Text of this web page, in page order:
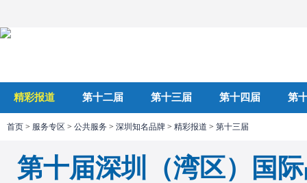
精彩报道 第十二届 第十三届 第十四届 第
第五届 第四届 第三届 第二届
首页 > 服务专区 > 公共服务 > 深圳知名品牌 > 精彩报道 > 第十三届
第十届深圳（湾区）国